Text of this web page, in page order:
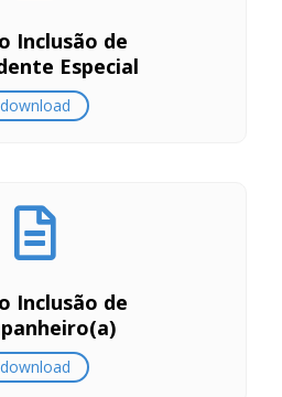
Inclusão de
Especial
download
Inclusão de
download